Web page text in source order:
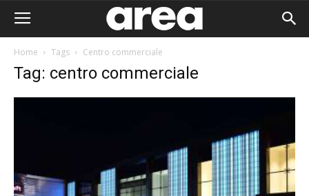
Home Tags Centro commerciale
Tag: centro commerciale